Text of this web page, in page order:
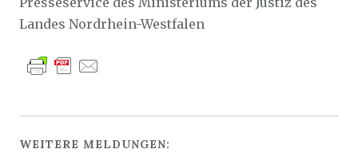
Landes Nordrhein-Westfalen
WEITERE MELDUNGEN: